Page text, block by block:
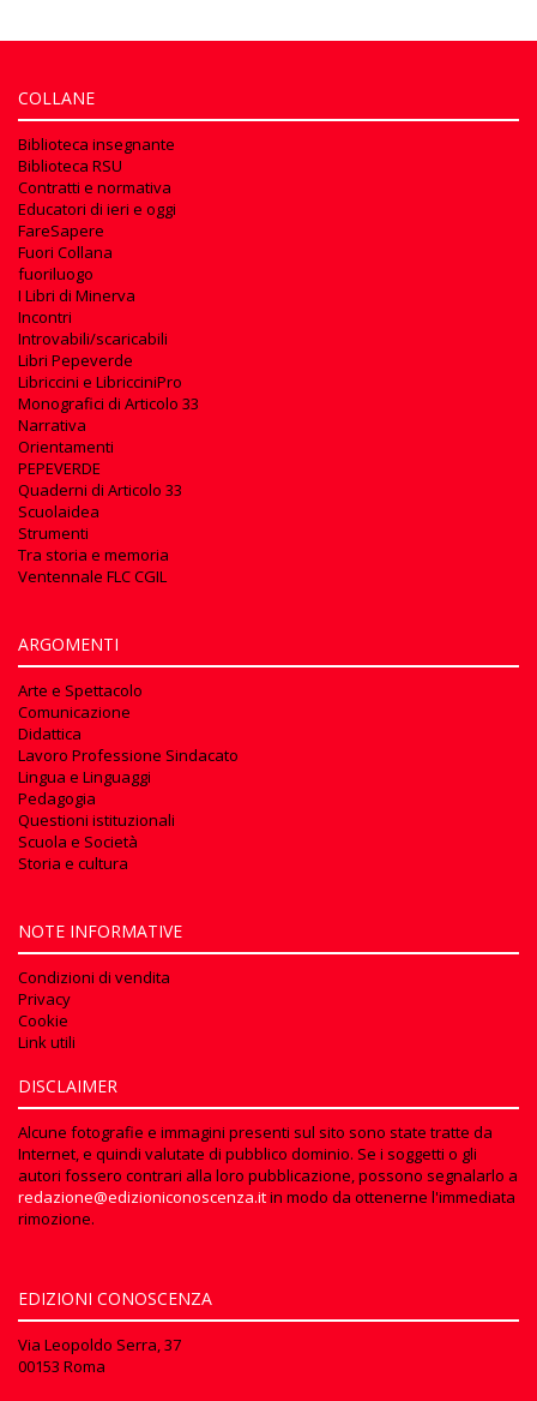
COLLANE
Biblioteca insegnante
Biblioteca RSU
Contratti e normativa
Educatori di ieri e oggi
FareSapere
Fuori Collana
fuoriluogo
I Libri di Minerva
Incontri
Introvabili/scaricabili
Libri Pepeverde
Libriccini e LibricciniPro
Monografici di Articolo 33
Narrativa
Orientamenti
PEPEVERDE
Quaderni di Articolo 33
Scuolaidea
Strumenti
Tra storia e memoria
Ventennale FLC CGIL
ARGOMENTI
Arte e Spettacolo
Comunicazione
Didattica
Lavoro Professione Sindacato
Lingua e Linguaggi
Pedagogia
Questioni istituzionali
Scuola e Società
Storia e cultura
NOTE INFORMATIVE
Condizioni di vendita
Privacy
Cookie
Link utili
DISCLAIMER
Alcune fotografie e immagini presenti sul sito sono state tratte da
Internet, e quindi valutate di pubblico dominio. Se i soggetti o gli
autori fossero contrari alla loro pubblicazione, possono segnalarlo a
redazione@edizioniconoscenza.itin modo da ottenerne l'immediata
rimozione.
EDIZIONI CONOSCENZA
Via Leopoldo Serra, 37
00153 Roma